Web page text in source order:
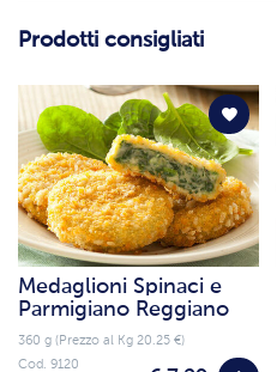
Prodotti consigliati
Medaglioni Spinaci e
Parmigiano Reggiano
360 g (Prezzo al Kg 20.25 €)
Cod. 9120